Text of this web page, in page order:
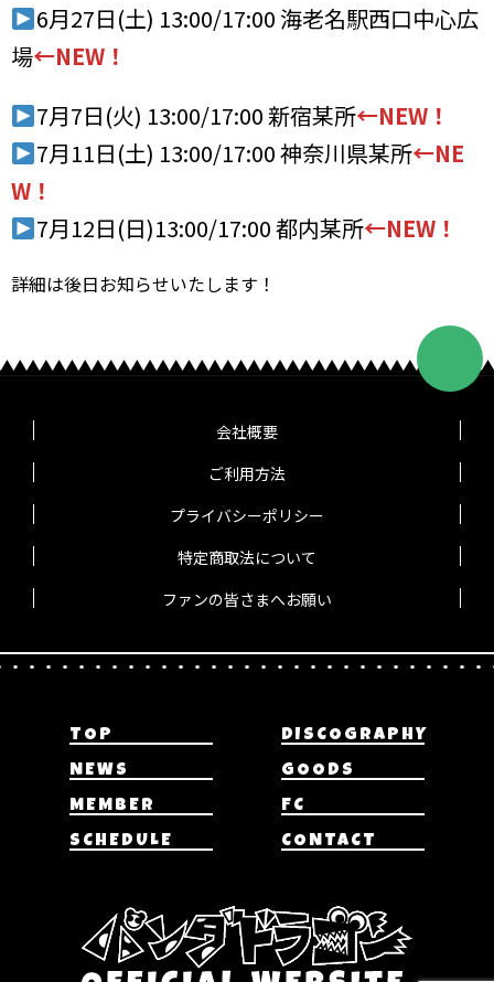
6月27日(土) 13:00/17:00 海老名駅西口中心広
場←NEW！
7月7日(火) 13:00/17:00 新宿某所←NEW！
7月11日(土) 13:00/17:00 神奈川県某所←NE
W！
7月12日(日)13:00/17:00 都内某所←NEW！
詳細は後日お知らせいたします！
会社概要
ご利用方法
プライバシーポリシー
特定商取法について
ファンの皆さまへお願い
TOP
DISCOGRAPHY
NEWS
GOODS
MEMBER
FC
SCHEDULE
CONTACT